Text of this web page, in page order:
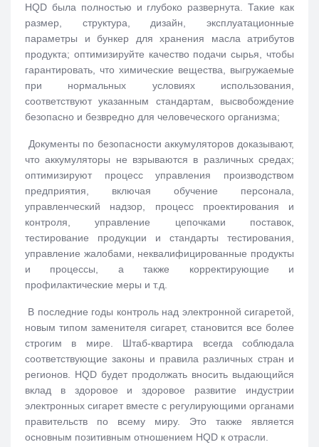
HQD была полностью и глубоко развернута. Такие как
размер, структура, дизайн, эксплуатационные
параметры и бункер для хранения масла атрибутов
продукта; оптимизируйте качество подачи сырья, чтобы
гарантировать, что химические вещества, выгружаемые
при нормальных условиях использования,
соответствуют указанным стандартам, высвобождение
безопасно и безвредно для человеческого организма;
Документы по безопасности аккумуляторов доказывают,
что аккумуляторы не взрываются в различных средах;
оптимизируют процесс управления производством
предприятия, включая обучение персонала,
управленческий надзор, процесс проектирования и
контроля, управление цепочками поставок,
тестирование продукции и стандарты тестирования,
управление жалобами, неквалифицированные продукты
и процессы, а также корректирующие и
профилактические меры и т.д.
В последние годы контроль над электронной сигаретой,
новым типом заменителя сигарет, становится все более
строгим в мире. Штаб-квартира всегда соблюдала
соответствующие законы и правила различных стран и
регионов. HQD будет продолжать вносить выдающийся
вклад в здоровое и здоровое развитие индустрии
электронных сигарет вместе с регулирующими органами
правительств по всему миру. Это также является
основным позитивным отношением HQD к отрасли.